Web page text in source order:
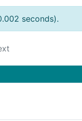
seconds).